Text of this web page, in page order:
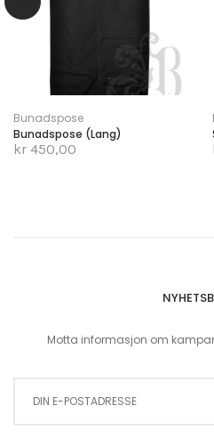
Bunadspose
Bunadspose (lang)
kr 450,00
Motta informasjon om